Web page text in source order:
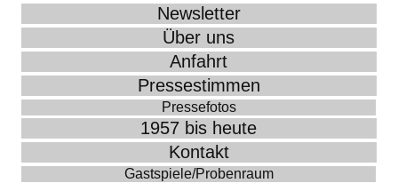
Newsletter
Über uns
Anfahrt
Pressestimmen
Pressefotos
1957 bis heute
Kontakt
Gastspiele/Probenraum